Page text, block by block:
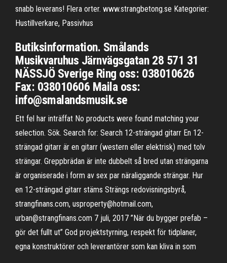
snabb leverans! Flera orter. www.strangbetong.se Kategorier:
Hustillverkare, Passivhus
Butiksinformation. Smålands
Musikvaruhus Järnvägsgatan 28 571 31
NÄSSJÖ Sverige Ring oss: 038010626
Fax: 038010606 Maila oss:
info@smalandsmusik.se
Ett fel har inträffat No products were found matching your
selection. Sök. Search for: Search 12-strängad gitarr En 12-
strängad gitarr är en gitarr (western eller elektrisk) med tolv
strängar. Greppbrädan är inte dubbelt så bred utan strängarna
är organiserade i form av sex par näraliggande strängar. Hur
en 12-strängad gitarr stäms Strängs redovisningsbyrå,
strangfinans.com, usproperty@hotmail.com,
urban@strangfinans.com 7 juli, 2017 ”När du bygger prefab –
gör det fullt ut” God projektstyrning, respekt för tidplaner,
egna konstruktörer och leverantörer som kan kliva in som